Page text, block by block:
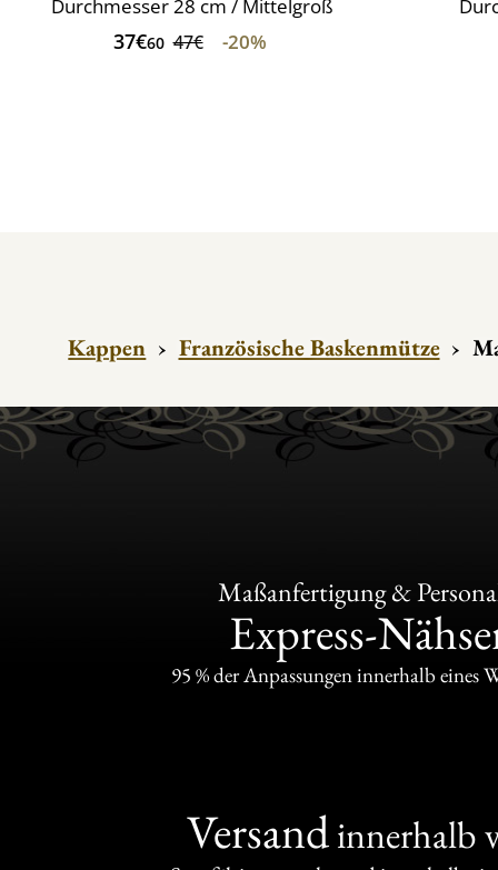
Durchmesser 28 cm / Mittelgroß
37€60 47€ -20%
Kappen › Französische Baskenmütze ›
Maßanfertigung &
Express-
95 % der Anpassungen innerhalb eines
Versandinnerhalb